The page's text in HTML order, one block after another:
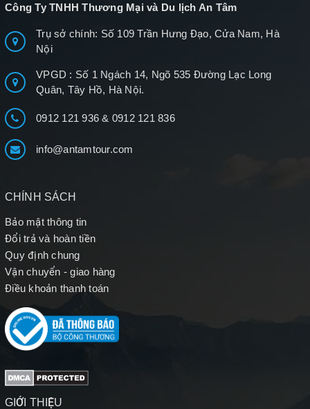
Công Ty TNHH Thương Mại và Du lịch An Tâm
Trụ sở chính: Số 109 Trần Hưng Đạo, Cửa Nam, Hà
Nội
VPGD : Số 1 Ngách 14, Ngõ 535 Đường Lạc Long
Quân, Tây Hồ, Hà Nội.
0912 121 936& 0912 121 836
info@antamtour.com
CHÍNH SÁCH
Bảo mật thông tin
Đổi trả và hoàn tiền
Quy định chung
Vận chuyển - giao hàng
Điều khoản thanh toán
GIỚI THIỆU